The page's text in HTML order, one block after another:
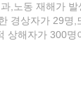
,노동 재해가
경상자가 29명
상해자가 300명